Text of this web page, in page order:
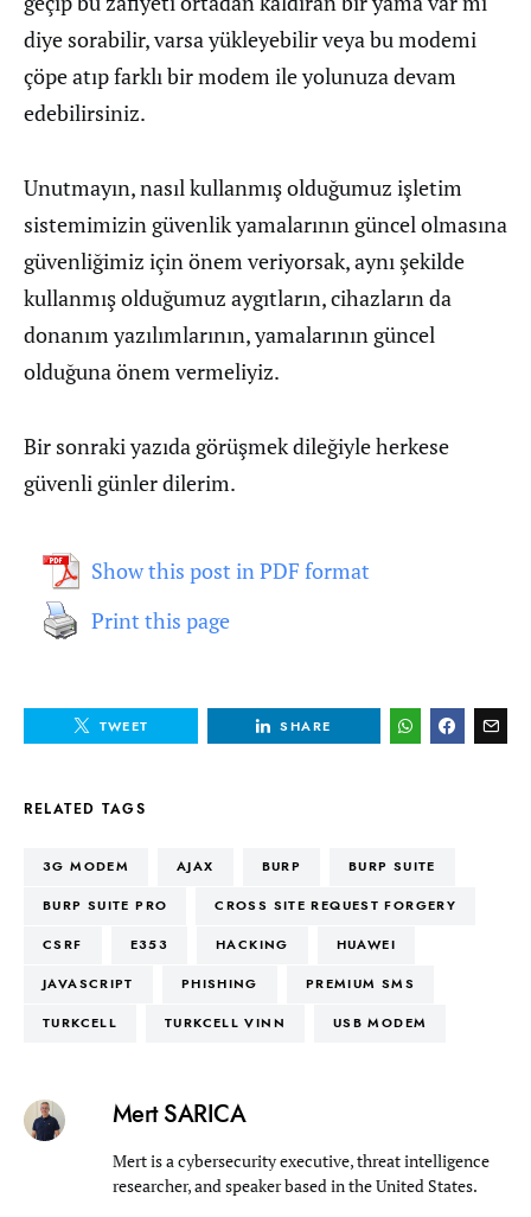
diye sorabilir, varsa yükleyebilir veya bu modemi
çöpe atıp farklı bir modem ile yolunuza devam
edebilirsiniz.
Unutmayın, nasıl kullanmış olduğumuz işletim
sistemimizin güvenlik yamalarının güncel olmasına
güvenliğimiz için önem veriyorsak, aynı şekilde
kullanmış olduğumuz aygıtların, cihazların da
donanım yazılımlarının, yamalarının güncel
olduğuna önem vermeliyiz.
Bir sonraki yazıda görüşmek dileğiyle herkese
güvenli günler dilerim.
Show this post in PDF format
Print this page
TWEET SHARE
RELATED TAGS
3G MODEM AJAX BURP BURP SUITE
BURP SUITE PRO CROSS SITE REQUEST FORGERY
CSRF E353 HACKING HUAWEI
JAVASCRIPT PHISHING PREMIUM SMS
TURKCELL TURKCELL VINN USB MODEM
Mert SARICA
Mert is a cybersecurity executive, threat intelligence
researcher, and speaker based in the United States.